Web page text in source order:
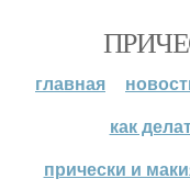
главная
как
прически и